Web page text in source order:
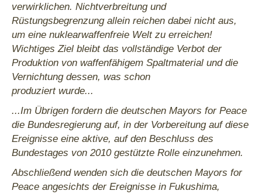
verwirklichen. Nichtverbreitung und
Rüstungsbegrenzung allein reichen dabei nicht aus,
um eine nuklearwaffenfreie Welt zu erreichen!
Wichtiges Ziel bleibt das vollständige Verbot der
Produktion von waffenfähigem Spaltmaterial und die
Vernichtung dessen, was schon
produziert wurde...
...Im Übrigen fordern die deutschen Mayors for Peace
die Bundesregierung auf, in der Vorbereitung auf diese
Ereignisse eine aktive, auf den Beschluss des
Bundestages von 2010 gestützte Rolle einzunehmen.
Abschließend wenden sich die deutschen Mayors for
Peace angesichts der Ereignisse in Fukushima,